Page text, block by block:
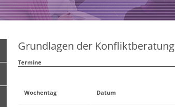
Grundlagen der Konfliktberatung
Termine
Wochentag Datum